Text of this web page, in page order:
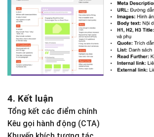
4. Kết luận
Tổng kết các điểm chính
Kêu gọi hành động (CTA)